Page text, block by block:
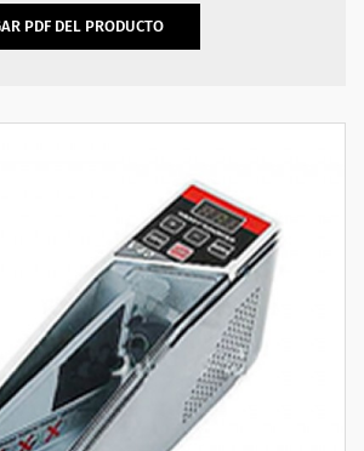
PDF DEL PRODUCTO